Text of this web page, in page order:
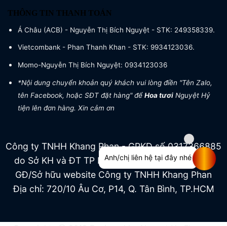
THÔNG TIN THANH TOÁN
Á Châu (ACB) - Nguyễn Thị Bích Nguyệt - STK: 249358339.
Vietcombank - Phan Thanh Khan - STK: 9934123036.
Momo-Nguyễn Thị Bích Nguyệt: 0934123036
*Nội dung chuyển khoản quý khách vui lòng điền "Tên Zalo,
tên Facebook, hoặc SĐT đặt hàng" đểHoa tươi Nguyệt Hỷ
tiện lên đơn hàng. Xin cảm ơn
Công ty TNHH Khang Phan - GPKD số 0317366885
do Sở KH và ĐT TP HCM cấp ngày 04/07/2022
GĐ/Sở hữu website Công ty TNHH Khang Phan
Địa chỉ: 720/10 Âu Cơ, P14, Q. Tân Bình, TP.HCM
Anh/chị liên hệ tại đây nhé